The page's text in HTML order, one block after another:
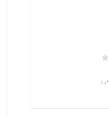
د
ا